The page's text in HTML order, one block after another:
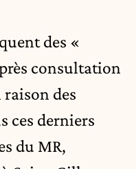
des «
consultation
raison des
ces derniers
du MR,